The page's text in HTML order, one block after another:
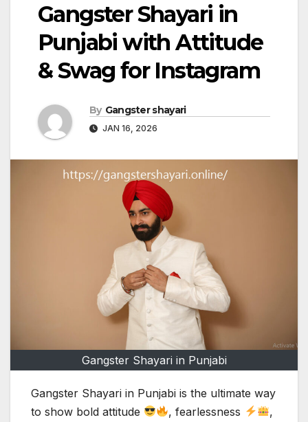
Gangster Shayari in
Punjabi with Attitude
& Swag for Instagram
By Gangster shayari
JAN 16, 2026
Gangster Shayari in Punjabi
Gangster Shayari in Punjabi is the ultimate way
to show bold attitude
, fearlessness
,